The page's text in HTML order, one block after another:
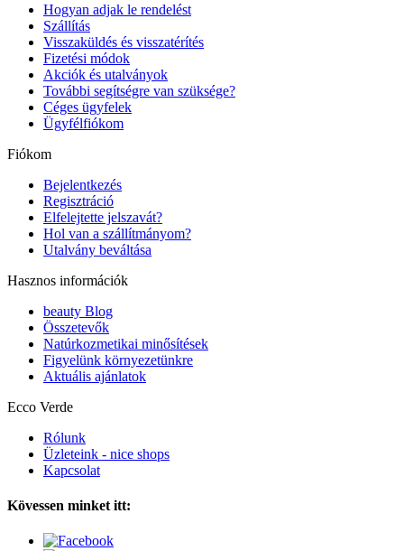
Hogyan adjak le rendelést
Szállítás
Visszaküldés és visszatérítés
Fizetési módok
Akciók és utalványok
További segítségre van szüksége?
Céges ügyfelek
Ügyfélfiókom
Fiókom
Bejelentkezés
Regisztráció
Elfelejtette jelszavát?
Hol van a szállítmányom?
Utalvány beváltása
Hasznos információk
beauty Blog
Összetevők
Natúrkozmetikai minősítések
Figyelünk környezetünkre
Aktuális ajánlatok
Ecco Verde
Rólunk
Üzleteink - nice shops
Kapcsolat
Kövessen minket itt: